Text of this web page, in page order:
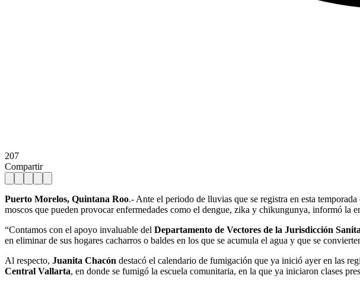
207
Compartir
Puerto Morelos, Quintana Roo.- Ante el periodo de lluvias que se registra en esta
moscos que pueden provocar enfermedades como el dengue, zika y chikungunya, informó la
“Contamos con el apoyo invaluable del Departamento de Vectores de la Jurisdicción
en eliminar de sus hogares cacharros o baldes en los que se acumula el agua y que se
Al respecto, Juanita Chacón destacó el calendario de fumigación que ya inició ayer en las
Central Vallarta, en donde se fumigó la escuela comunitaria, en la que ya iniciaron clases